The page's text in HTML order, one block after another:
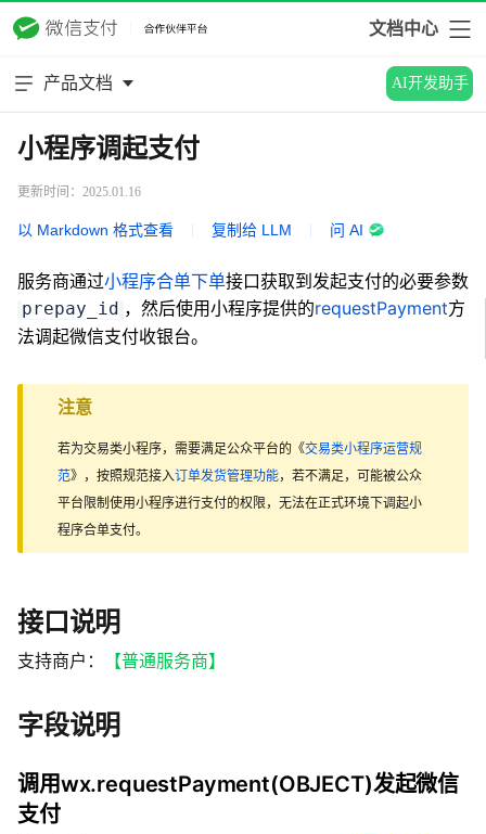
文档中心
产品文档 AI开发助手
小程序调起支付
更新时间：2025.01.16
以 Markdown 格式查看 复制给 LLM 问 AI
服务商通过小程序合单下单接口获取到发起支付的必要参数
prepay_id ，然后使用小程序提供的requestPayment方
法调起微信支付收银台。
注意
若为交易类小程序，需要满足公众平台的《交易类小程序运营规
范》，按照规范接入订单发货管理功能，若不满足，可能被公众
平台限制使用小程序进行支付的权限，无法在正式环境下调起小
程序合单支付。
接口说明
支持商户： 【普通服务商】
字段说明
调用wx.requestPayment(OBJECT)发起微信
支付